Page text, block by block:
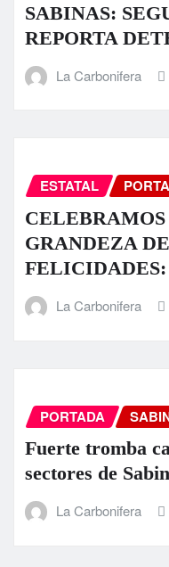
SABINAS:
REPORTA
La Carbonifera
ESTATAL
GRANDEZA
La Carbonifera
PORTADA
Fuerte tromba
sectores de
La Carbonifera